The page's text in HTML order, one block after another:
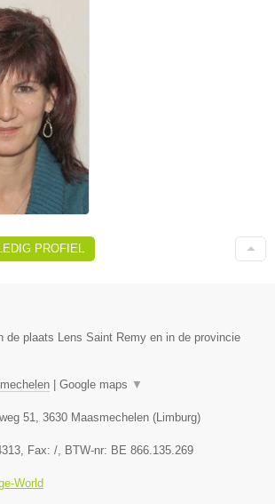
PROFIEL
de plaats Lens Saint Remy en in de provincie
| Google maps ▼
51 3630 Maasmechelen (Limburg)
, Fax: / , BTW-nr: BE 866.135.269
World